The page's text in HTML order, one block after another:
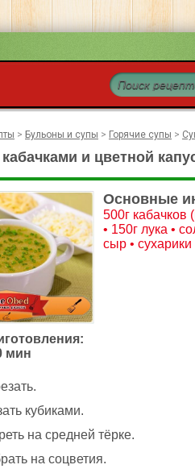
> Бульоны и супы > Горячие супы >
и цветной
мин
Основные
500г кабачков
• 150г лука •
сыр • сухарики
кубиками.
на средней тёрке.
на соцветия.